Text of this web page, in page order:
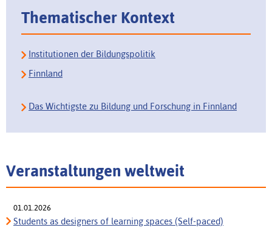
Thematischer Kontext
Institutionen der Bildungspolitik
Finnland
Das Wichtigste zu Bildung und Forschung in Finnland
Veranstaltungen weltweit
01.01.2026
Students as designers of learning spaces (Self-paced)